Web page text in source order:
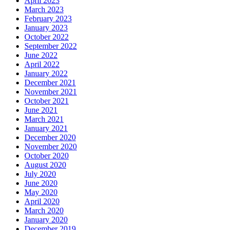
March 2023
February 2023
January 2023
October 2022
September 2022
June 2022
April 2022
January 2022
December 2021
November 2021
October 2021
June 2021
March 2021
January 2021
December 2020
November 2020
October 2020
August 2020
July 2020
June 2020
May 2020
April 2020
March 2020
January 2020